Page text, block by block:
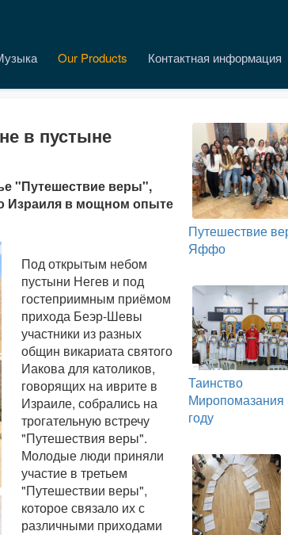
Our Products Контактная информация
в пустыне
"Путешествие веры",
Израиля в мощном опыте
Под открытым небом
пустыни Негев и под
гостеприимным приёмом
прихода Беэр-Шевы
участники из разных
общин викариата святого
Иакова для католиков,
говорящих на иврите в
Израиле, собрались на
трогательную встречу
"Путешествия веры".
Молодые люди приняли
участие в третьем
"Путешествии веры",
которое связало их с
различными приходами
Путешествие
Яффо
Таинство
Миропомазания
году